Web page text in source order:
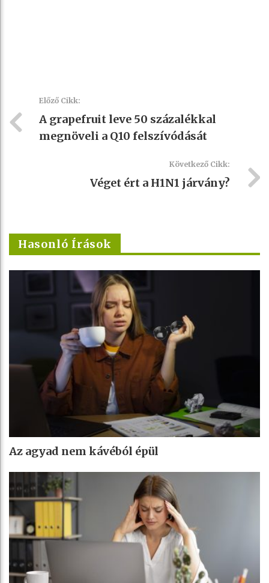
Előző Cikk:
A grapefruit leve 50 százalékkal
megnöveli a Q10 felszívódását
Következő Cikk:
Véget ért a H1N1 járvány?
Hasonló Írások
Az agyad nem kávéból épül